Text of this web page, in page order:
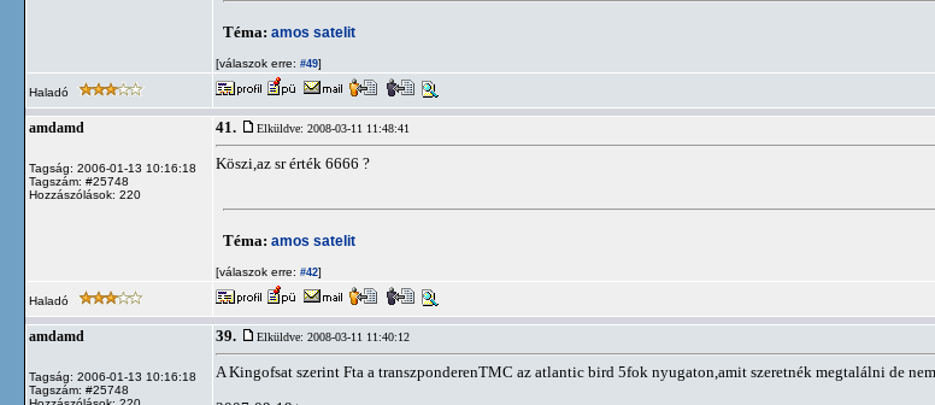
Téma: amos satelit
[válaszok erre: #49]
Haladó
amdamd
Tagság: 2006-01-13 10:16:18
Tagszám: #25748
Hozzászólások: 220
41. Elküldve: 2008-03-11 11:48:41
Köszi,az sr érték 6666 ?
Téma: amos satelit
[válaszok erre: #42]
Haladó
amdamd
Tagság: 2006-01-13 10:16:18
Tagszám: #25748
39. Elküldve: 2008-03-11 11:40:12
A Kingofsat szerint Fta a transzponderenTMC az atlantic bird 5fok nyugaton,amit szeretnék megtalálni de